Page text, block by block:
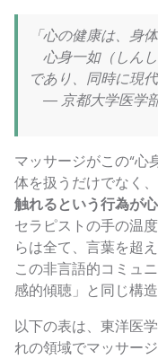
「心の健康は、身
心身一如（しん
であり、同時に現
― 京都大学医学
マッサージがこの“心
体を扱うだけでなく、
触れるという行為が
セラピストの手の温
らは全て、言葉を超
この非言語的コミュ
感的傾聴」と同じ構造
以下の表は、東洋医
れの領域でマッサー